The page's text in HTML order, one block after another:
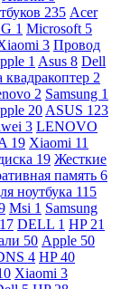
235 Acer
1 Microsoft 5
3 Провод
1 Asus 8 Dell
квадракоптер 2
2 Samsung 1
20 ASUS 123
3 LENOVO
19 Xiaomi 11
19 Жесткие
память 6
ноутбука 115
Msi 1 Samsung
17 DELL 1 HP 21
50 Apple 50
4 HP40
Xiaomi 3